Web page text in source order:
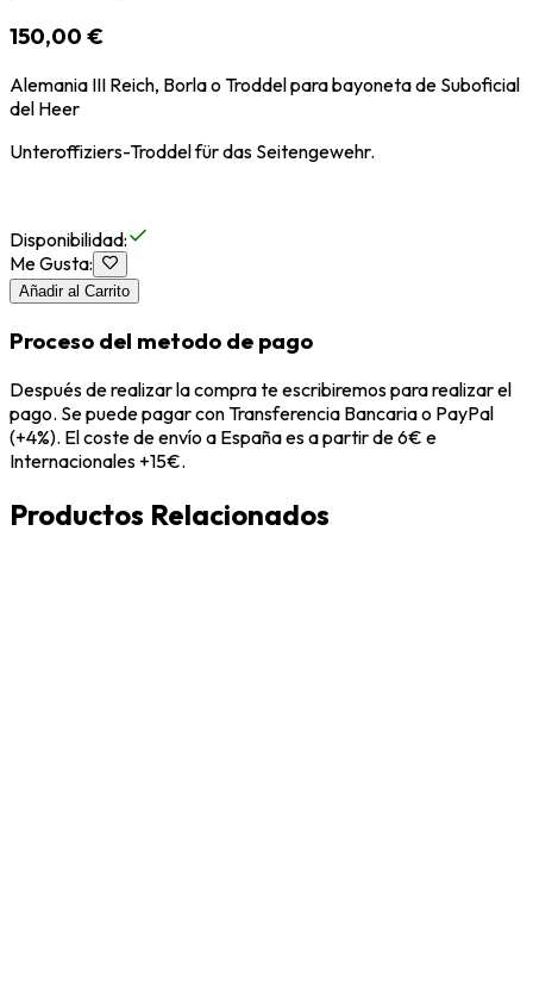
150,00 €
Alemania III Reich, Borla o Troddel para bayoneta de Suboficial
del Heer
Unteroffiziers-Troddel für das Seitengewehr.
Disponibilidad:
Me Gusta:
Añadir al Carrito
Proceso del metodo de pago
Después de realizar la compra te escribiremos para realizar el
pago. Se puede pagar con Transferencia Bancaria o PayPal
(+4%). El coste de envío a España es a partir de 6€ e
Internacionales +15€.
Productos Relacionados